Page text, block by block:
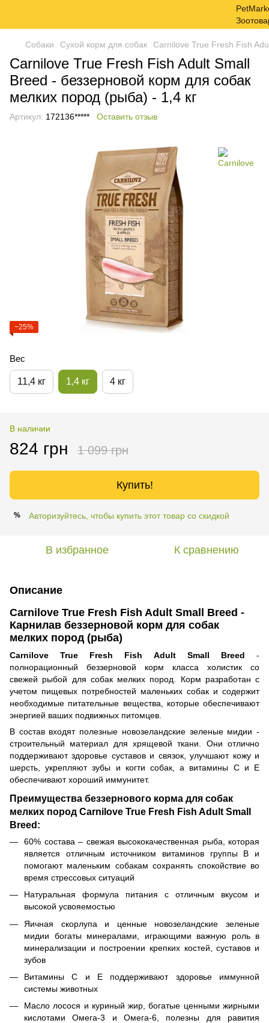
Собаки Сухой корм для собак Carnilove True Fresh Fish
Carnilove True Fresh Fish Adult Small
Breed - беззерновой корм для собак
мелких пород (рыба) - 1,4 кг
Артикул: 172136***** Оставить отзыв
−25%
Вес
11,4 кг 1,4 кг 4 кг
В наличии
824 грн 1 099 грн
Купить!
% Авторизуйтесь, чтобы купить этот товар со скидкой
В избранное К сравнению
Описание
Carnilove True Fresh Fish Adult Small Breed -
Карнилав беззерновой корм для собак
мелких пород (рыба)
Carnilove True Fresh Fish Adult Small Breed -
полнорационный беззерновой корм класса холистик со
свежей рыбой для собак мелких пород. Корм разработан с
учетом пищевых потребностей маленьких собак и содержит
необходимые питательные вещества, которые обеспечивают
энергией ваших подвижных питомцев.
В состав входят полезные новозеландские зеленые мидии -
строительный материал для хрящевой ткани. Они отлично
поддерживают здоровье суставов и связок, улучшают кожу и
шерсть, укрепляют зубы и когти собак, а витамины С и Е
обеспечивают хороший иммунитет.
Преимущества беззернового корма для собак
мелких пород Carnilove True Fresh Fish Adult Small
Breed:
60% состава – свежая высококачественная рыба, которая
является отличным источником витаминов группы В и
помогают маленьким собакам сохранять спокойствие во
время стрессовых ситуаций
Натуральная формула питания с отличным вкусом и
высокой усвояемостью
Яичная скорлупа и ценные новозеландские зеленые
мидии богаты минералами, играющими важную роль в
минерализации и построении крепких костей, суставов и
зубов
Витамины С и Е поддерживают здоровье иммунной
системы животных
Масло лосося и куриный жир, богатые ценными жирными
кислотами Омега-3 и Омега-6, полезны для равития